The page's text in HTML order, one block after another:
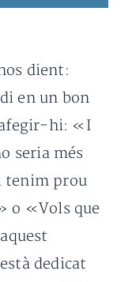
dient:
en un bon
afegir-hi: «I
seria més
tenim prou
o «Vols que
dedicat